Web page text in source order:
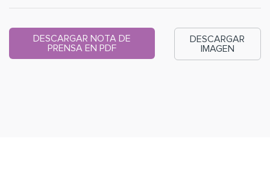
DESCARGAR NOTA DE
PRENSA EN PDF
DESCARGAR
IMAGEN